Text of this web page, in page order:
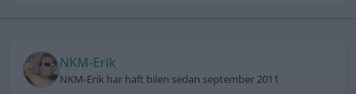
NKM-Erik
NKM-Erik har haft bilen sedan september 2011